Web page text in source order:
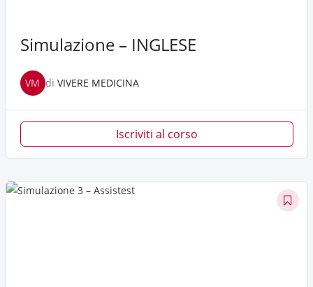
Simulazione – INGLESE
VM di VIVERE MEDICINA
Iscriviti al corso